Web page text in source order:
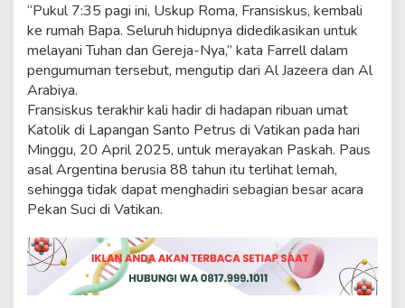
i
a
8
8
T
h
u
n
“Pukul 7:35 pagi ini, Uskup Roma, Fransiskus, kembali
ke rumah Bapa. Seluruh hidupnya didedikasikan untuk
melayani Tuhan dan Gereja-Nya,” kata Farrell dalam
pengumuman tersebut, mengutip dari Al Jazeera dan Al
Arabiya.
Fransiskus terakhir kali hadir di hadapan ribuan umat
Katolik di Lapangan Santo Petrus di Vatikan pada hari
Minggu, 20 April 2025, untuk merayakan Paskah. Paus
asal Argentina berusia 88 tahun itu terlihat lemah,
sehingga tidak dapat menghadiri sebagian besar acara
Pekan Suci di Vatikan.